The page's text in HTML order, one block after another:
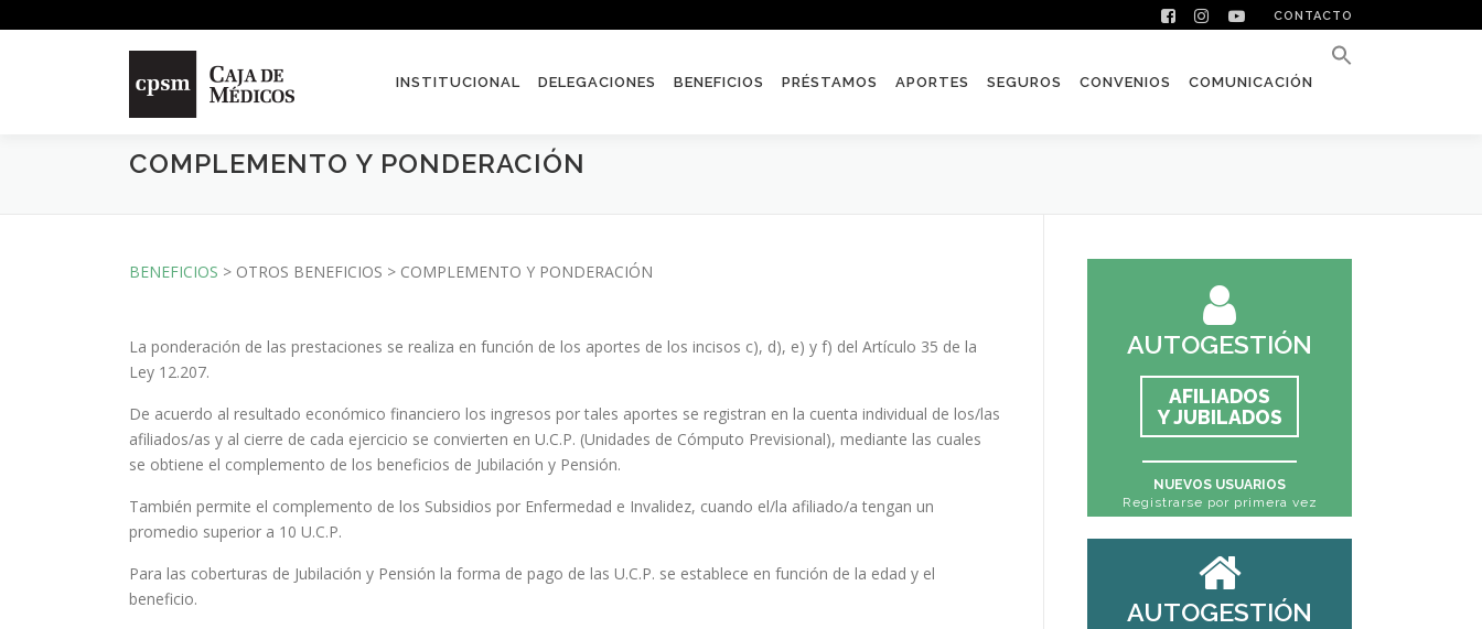
CONTACTO
INSTITUCIONAL DELEGACIONES BENEFICIOS PRÉSTAMOS APORTES SEGUROS CONVENIOS COMUNICACIÓN
COMPLEMENTO Y PONDERACIÓN
BENEFICIOS > OTROS BENEFICIOS > COMPLEMENTO Y PONDERACIÓN
La ponderación de las prestaciones se realiza en función de los aportes de los incisos c), d), e) y f) del Artículo 35 de la
Ley 12.207.
De acuerdo al resultado económico financiero los ingresos por tales aportes se registran en la cuenta individual de los/las
afiliados/as y al cierre de cada ejercicio se convierten en U.C.P. (Unidades de Cómputo Previsional), mediante las cuales
se obtiene el complemento de los beneficios de Jubilación y Pensión.
También permite el complemento de los Subsidios por Enfermedad e Invalidez, cuando el/la afiliado/a tengan un
promedio superior a 10 U.C.P.
Para las coberturas de Jubilación y Pensión la forma de pago de las U.C.P. se establece en función de la edad y el
beneficio.
AUTOGESTIÓN
AFILIADOS
Y JUBILADOS
NUEVOS USUARIOS
Registrarse por primera vez
AUTOGESTIÓN